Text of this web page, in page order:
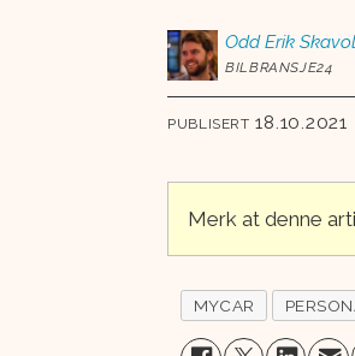
Odd Erik
BILBRANSJE24
PUBLISERT
Merk at denne
MYCAR